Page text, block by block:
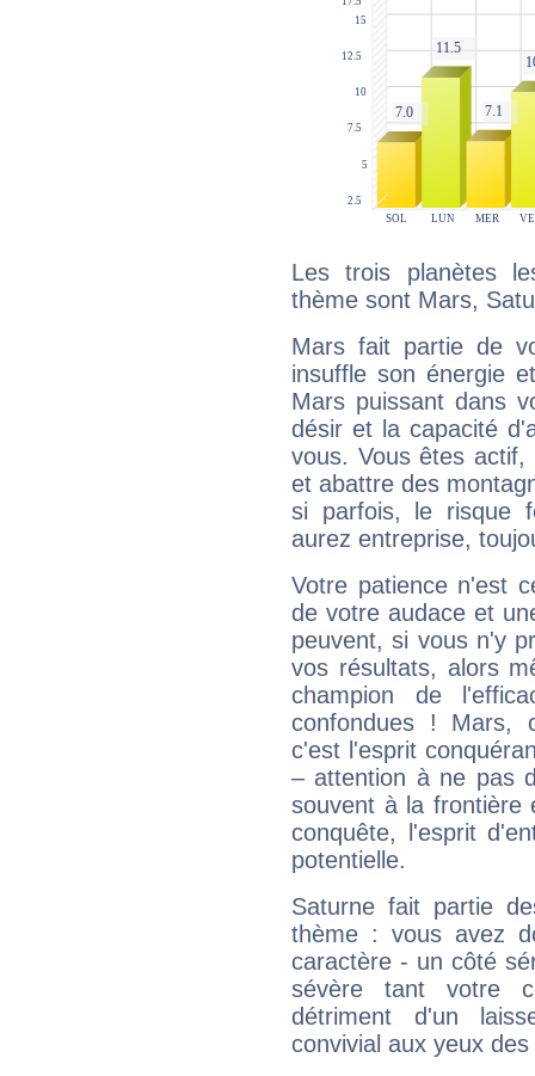
Les trois planètes
thème sont Mars,
Mars fait partie de
insuffle son énergie
Mars puissant dans
désir et la capacité
vous. Vous êtes
et abattre des
si parfois, le risque
aurez entreprise,
Votre patience n'est
de votre audace et
peuvent, si vous n'y
vos résultats, alors
champion de
confondues ! Mars,
c'est l'esprit
– attention à ne pas
souvent à la frontière
conquête, l'esprit
potentielle.
Saturne fait partie
thème : vous avez
caractère - un côté
sévère tant votre
détriment d'un
convivial aux yeux